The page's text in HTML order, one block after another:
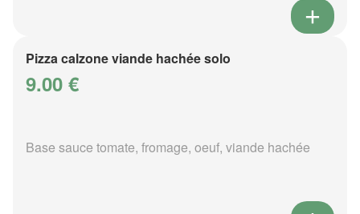
Pizza calzone viande hachée solo
9.00 €
Base sauce tomate, fromage, oeuf, viande hachée